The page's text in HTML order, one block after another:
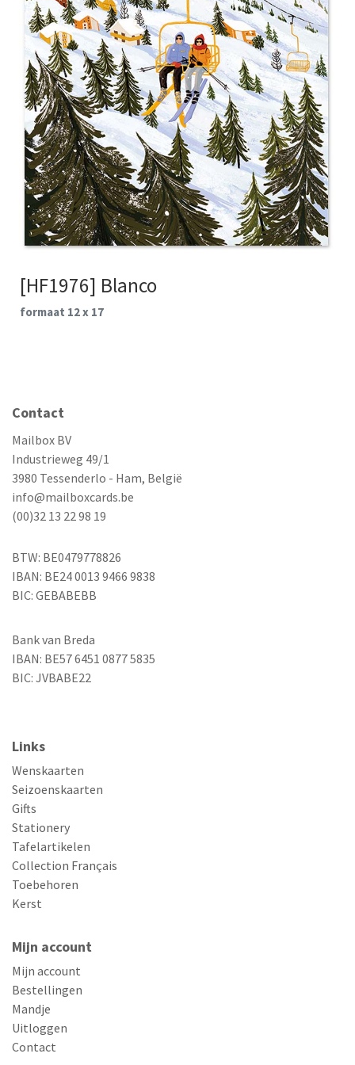
[HF1976] Blanco
formaat 12 x 17
Contact
Mailbox BV
Industrieweg 49/1
3980 Tessenderlo - Ham, België
info@mailboxcards.be
(00)32 13 22 98 19
BTW: BE0479778826
IBAN: BE24 0013 9466 9838
BIC: GEBABEBB
Bank van Breda
IBAN: BE57 6451 0877 5835
BIC: JVBABE22
Links
Wenskaarten
Seizoenskaarten
Gifts
Stationery
Tafelartikelen
Collection Français
Toebehoren
Kerst
Mijn account
Mijn account
Bestellingen
Mandje
Uitloggen
Contact